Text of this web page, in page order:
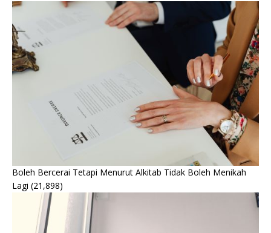
Boleh Bercerai Tetapi Menurut Alkitab Tidak Boleh Menikah
Lagi (21,898)